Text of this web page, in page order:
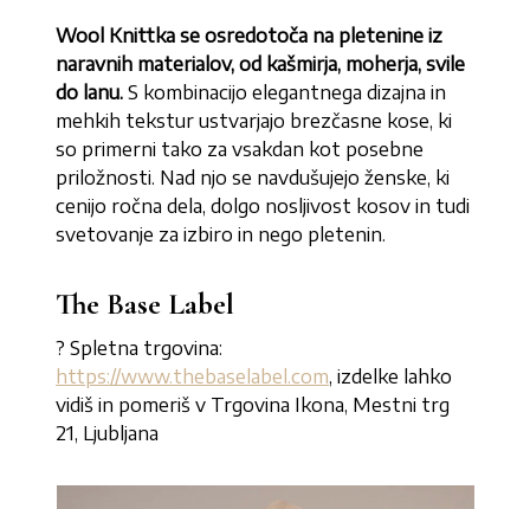
Wool Knittka se osredotoča na pletenine iz
naravnih materialov, od kašmirja, moherja, svile
do lanu. S kombinacijo elegantnega dizajna in
mehkih tekstur ustvarjajo brezčasne kose, ki
so primerni tako za vsakdan kot posebne
priložnosti. Nad njo se navdušujejo ženske, ki
cenijo ročna dela, dolgo nosljivost kosov in tudi
svetovanje za izbiro in nego pletenin.
The Base Label
? Spletna trgovina:
https://www.thebaselabel.com, izdelke lahko
vidiš in pomeriš v Trgovina Ikona, Mestni trg
21, Ljubljana